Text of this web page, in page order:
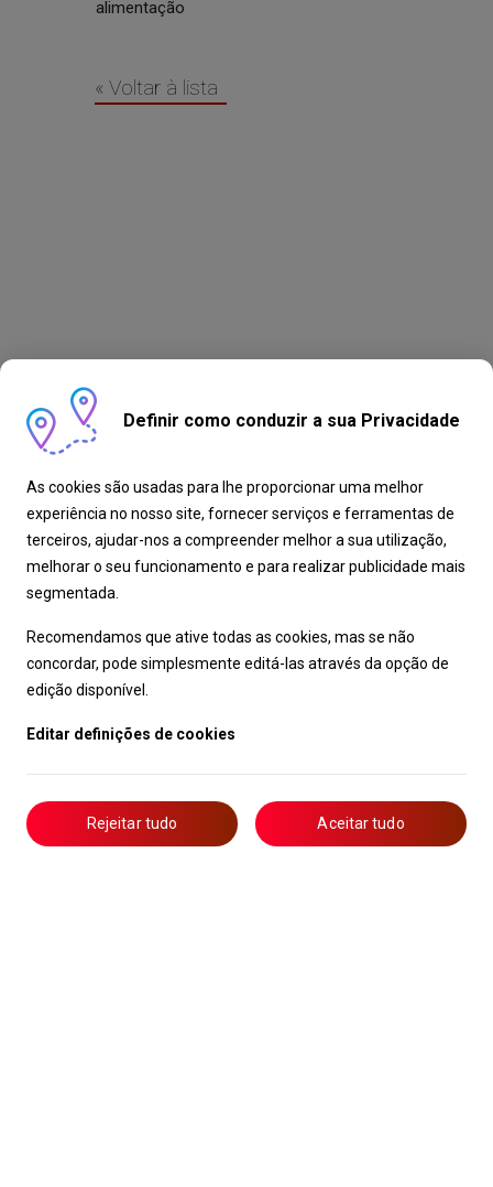
alimentação
« Voltar à lista
Definir como conduzir a sua Privacidade
As cookies são usadas para lhe proporcionar uma melhor
experiência no nosso site, fornecer serviços e ferramentas de
terceiros, ajudar-nos a compreender melhor a sua utilização,
melhorar o seu funcionamento e para realizar publicidade mais
segmentada.
Recomendamos que ative todas as cookies, mas se não
concordar, pode simplesmente editá-las através da opção de
edição disponível.
Editar definições de cookies
Rejeitar tudo Aceitar tudo